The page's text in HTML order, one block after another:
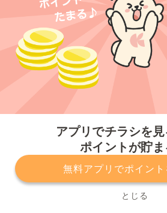
アプリでチラシを
ポイントが貯ま
無料アプリでポイント
とじる
プライバシーポリシー 利用規約
サービスに関してのお問い合わせ